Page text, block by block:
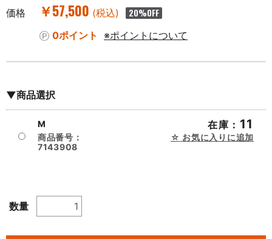
価格 ￥57,500 (税込) 20%OFF
0ポイント
※ポイントについて
▼商品選択
M 在庫： 11
商品番号：
7143908
お気に入りに追加
数量